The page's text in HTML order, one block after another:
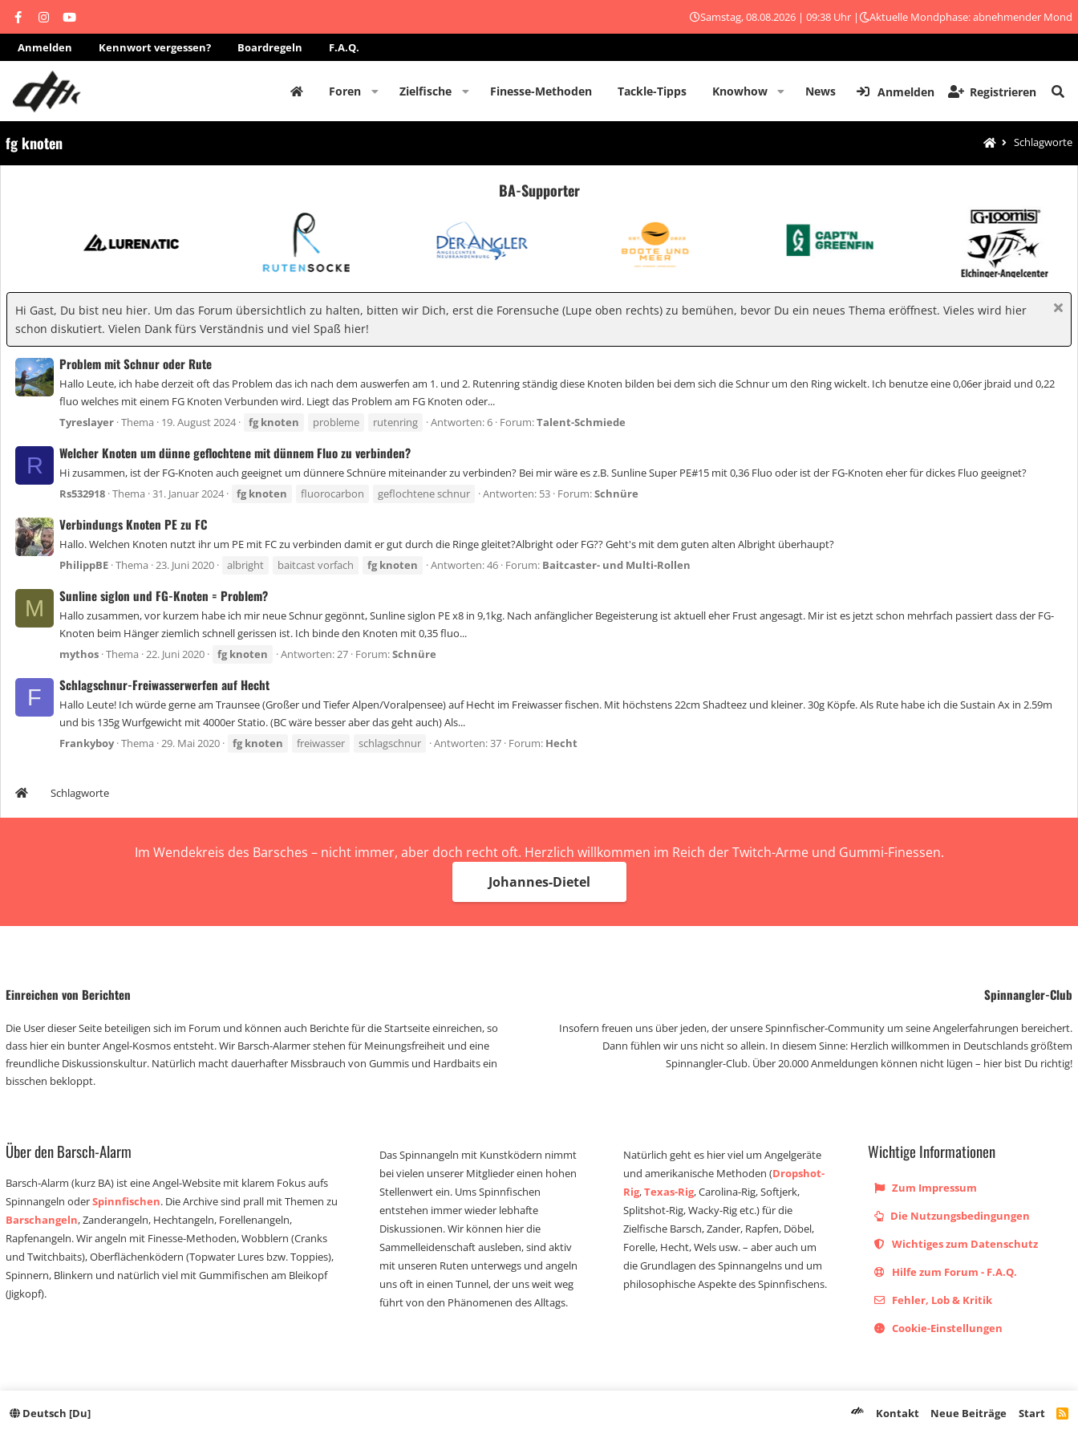
Samstag, 08.08.2026 | 09:38 Uhr | Aktuelle Mondphase: abnehmender Mond
Anmelden Kennwort vergessen? Boardregeln F.A.Q.
Foren Zielfische Finesse-Methoden Tackle-Tipps Knowhow News Anmelden Registrieren
fg knoten Schlagworte
BA-Supporter
Hi Gast, Du bist neu hier. Um das Forum übersichtlich zu halten, bitten wir Dich, erst die Forensuche (Lupe oben rechts) zu bemühen, bevor Du ein neues Thema eröffnest. Vieles wird hier
schon diskutiert. Vielen Dank fürs Verständnis und viel Spaß hier!
Problem mit Schnur oder Rute
Hallo Leute, ich habe derzeit oft das Problem das ich nach dem auswerfen am 1. und 2. Rutenring ständig diese Knoten bilden bei dem sich die Schnur um den Ring wickelt. Ich benutze eine 0,06er jbraid und 0,22
fluo welches mit einem FG Knoten Verbunden wird. Liegt das Problem am FG Knoten oder...
Tyreslayer Thema 19. August 2024 fg knoten probleme rutenring Antworten: 6 Forum:Talent-Schmiede
R
Welcher Knoten um dünne geflochtene mit dünnem Fluo zu verbinden?
Hi zusammen, ist der FG-Knoten auch geeignet um dünnere Schnüre miteinander zu verbinden? Bei mir wäre es z.B. Sunline Super PE#15 mit 0,36 Fluo oder ist der FG-Knoten eher für dickes Fluo geeignet?
Rs532918 Thema 31. Januar 2024 fg knoten fluorocarbon geflochtene schnur Antworten: 53 Forum:Schnüre
Verbindungs Knoten PE zu FC
Hallo. Welchen Knoten nutzt ihr um PE mit FC zu verbinden damit er gut durch die Ringe gleitet?Albright oder FG?? Geht's mit dem guten alten Albright überhaupt?
PhilippBE Thema 23. Juni 2020 albright baitcast vorfach fg knoten Antworten: 46 Forum: Baitcaster- und Multi-Rollen
M
Sunline siglon und FG-Knoten = Problem?
Hallo zusammen, vor kurzem habe ich mir neue Schnur gegönnt, Sunline siglon PE x8 in 9,1kg. Nach anfänglicher Begeisterung ist aktuell eher Frust angesagt. Mir ist es jetzt schon mehrfach passiert dass der FG-
Knoten beim Hänger ziemlich schnell gerissen ist. Ich binde den Knoten mit 0,35 fluo...
mythos Thema 22. Juni 2020 fg knoten Antworten: 27 Forum:Schnüre
F
Schlagschnur-Freiwasserwerfen auf Hecht
Hallo Leute! Ich würde gerne am Traunsee (Großer und Tiefer Alpen/Voralpensee) auf Hecht im Freiwasser fischen. Mit höchstens 22cm Shadteez und kleiner. 30g Köpfe. Als Rute habe ich die Sustain Ax in 2.59m
und bis 135g Wurfgewicht mit 4000er Statio. (BC wäre besser aber das geht auch) Als...
Frankyboy Thema 29. Mai 2020 fg knoten freiwasser schlagschnur Antworten: 37 Forum: Hecht
Schlagworte
Im Wendekreis des Barsches – nicht immer, aber doch recht oft. Herzlich willkommen im Reich der Twitch-Arme und Gummi-Finessen.
Johannes-Dietel
Einreichen von Berichten
Die User dieser Seite beteiligen sich im Forum und können auch Berichte für die Startseite einreichen, so
dass hier ein bunter Angel-Kosmos entsteht. Wir Barsch-Alarmer stehen für Meinungsfreiheit und eine
freundliche Diskussionskultur. Natürlich macht dauerhafter Missbrauch von Gummis und Hardbaits ein
bisschen bekloppt.
Spinnangler-Club
Insofern freuen uns über jeden, der unsere Spinnfischer-Community um seine Angelerfahrungen bereichert.
Dann fühlen wir uns nicht so allein. In diesem Sinne: Herzlich willkommen in Deutschlands größtem
Spinnangler-Club. Über 20.000 Anmeldungen können nicht lügen – hier bist Du richtig!
Über den Barsch-Alarm
Barsch-Alarm (kurz BA) ist eine Angel-Website mit klarem Fokus aufs
Spinnangeln oderSpinnfischen. Die Archive sind prall mit Themen zu
Barschangeln, Zanderangeln, Hechtangeln, Forellenangeln,
Rapfenangeln. Wir angeln mit Finesse-Methoden, Wobblern (Cranks
und Twitchbaits), Oberflächenködern (Topwater Lures bzw. Toppies),
Spinnern, Blinkern und natürlich viel mit Gummifischen am Bleikopf
(Jigkopf).
Das Spinnangeln mit Kunstködern nimmt
bei vielen unserer Mitglieder einen hohen
Stellenwert ein. Ums Spinnfischen
entstehen immer wieder lebhafte
Diskussionen. Wir können hier die
Sammelleidenschaft ausleben, sind aktiv
mit unseren Ruten unterwegs und angeln
uns oft in einen Tunnel, der uns weit weg
führt von den Phänomenen des Alltags.
Natürlich geht es hier viel um Angelgeräte
und amerikanische Methoden (Dropshot-
Rig,Texas-Rig, Carolina-Rig, Softjerk,
Splitshot-Rig, Wacky-Rig etc.) für die
Zielfische Barsch, Zander, Rapfen, Döbel,
Forelle, Hecht, Wels usw. – aber auch um
die Grundlagen des Spinnangelns und um
philosophische Aspekte des Spinnfischens.
Wichtige Informationen
Zum Impressum
Die Nutzungsbedingungen
Wichtiges zum Datenschutz
Hilfe zum Forum - F.A.Q.
Fehler, Lob & Kritik
Cookie-Einstellungen
Deutsch [Du] Kontakt Neue Beiträge Start
R